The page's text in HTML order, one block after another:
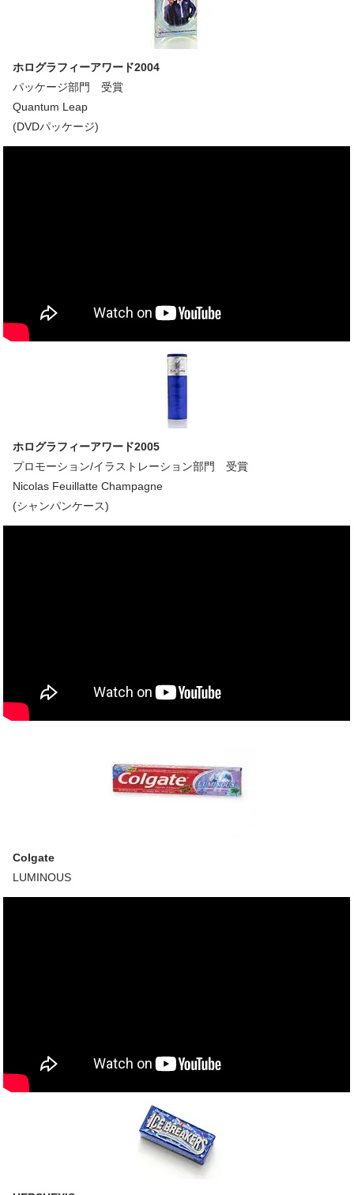
ホログラフィーアワード2004
パッケージ部門 受賞
Quantum Leap
(DVDパッケージ)
ホログラフィーアワード2005
プロモーション/イラストレーション部門 受賞
Nicolas Feuillatte Champagne
(シャンパンケース)
Colgate
LUMINOUS